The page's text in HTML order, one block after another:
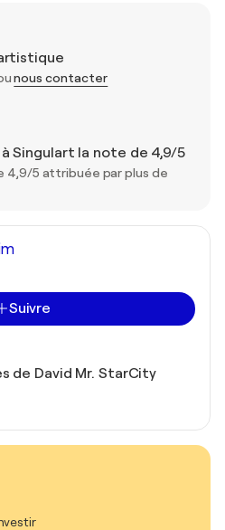
nous contacter
Singulart la note de 4,9/5
4,9/5 attribuée par plus de
Suivre
de David Mr. StarCity